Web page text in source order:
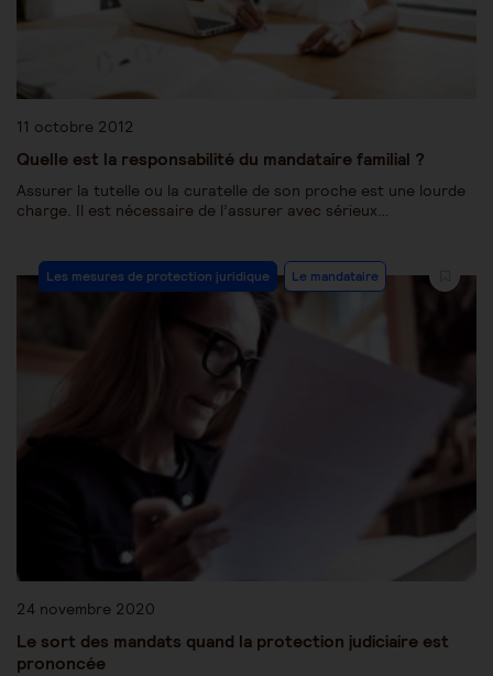
11 octobre 2012
Quelle est la responsabilité du mandataire familial ?
Assurer la tutelle ou la curatelle de son proche est une lourde
charge. Il est nécessaire de l’assurer avec sérieux…
Les mesures de protection juridique Le mandataire
24 novembre 2020
Le sort des mandats quand la protection judiciaire est
prononcée